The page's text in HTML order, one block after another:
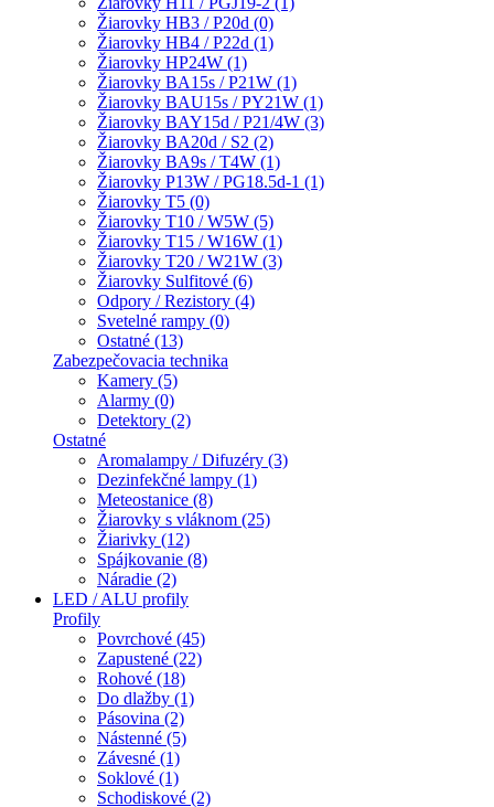
Žiarovky HB3 / P20d (0)
Žiarovky HB4 / P22d (1)
Žiarovky HP24W (1)
Žiarovky BA15s / P21W (1)
Žiarovky BAU15s / PY21W (1)
Žiarovky BAY15d / P21/4W (3)
Žiarovky BA20d / S2 (2)
Žiarovky BA9s / T4W (1)
Žiarovky P13W / PG18.5d-1 (1)
Žiarovky T5 (0)
Žiarovky T10 / W5W (5)
Žiarovky T15 / W16W (1)
Žiarovky T20 / W21W (3)
Žiarovky Sulfitové (6)
Odpory / Rezistory (4)
Svetelné rampy (0)
Ostatné (13)
Zabezpečovacia technika
Kamery (5)
Alarmy (0)
Detektory (2)
Ostatné
Aromalampy / Difuzéry (3)
Dezinfekčné lampy (1)
Meteostanice (8)
Žiarovky s vláknom (25)
Žiarivky (12)
Spájkovanie (8)
Náradie (2)
LED / ALU profily
Profily
Povrchové (45)
Zapustené (22)
Rohové (18)
Do dlažby (1)
Pásovina (2)
Nástenné (5)
Závesné (1)
Soklové (1)
Schodiskové (2)